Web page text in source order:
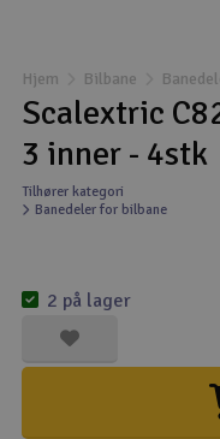
Droner
Droner for FPV
Fly
Helikopter
Kamerautstyr
Hjem Bilbane
Scalextric
3 inner - 4stk
Tilhører kategori
Banedeler for bilbane
2 på lager